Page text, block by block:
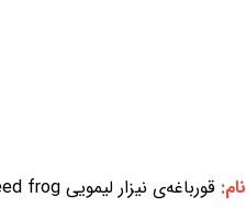
نام: قورباغه‌ی نیزار لیمویی Lime reed frog